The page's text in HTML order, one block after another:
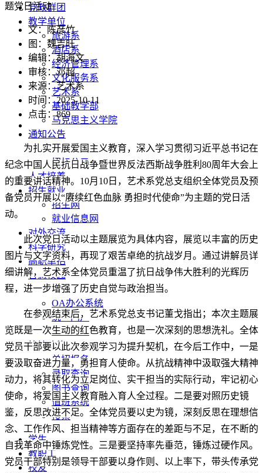
党政群团
教学单位
旅游系
酒店系
经济管理系
文化服务系
艺术系
基础教学部
马克思主义学院
通知公告
通知公告
招标公示
人才培养
招生就业
招生网
就业信息网
对外交流
科学研究
高职单招
智慧校园
教务系统
OA办公系统
统一门户
电子邮件
快捷功能
单招报名
录取查询
图书查询
值班系统
搜索
学生
教职工
校友
题党日活动
文：陈彦竹
图：魏吉旺
编辑：胡海文
审核：邓超
来源：艺术系
时间：2025-10-11
点击：869
为扎实开展爱国主义教育，深入学习贯彻习近平总书记在
纪念中国人民抗日战争暨世界反法西斯战争胜利80周年大会上
的重要讲话精神。10月10日，艺术系党总支组织全体党员及预
备党员开展以“赓续红色血脉 勇担时代使命”为主题的党日活
动。
此次党日活动以主题展览为具体内容，展览以丰富的历史
图片与文字资料，再现了艰苦卓绝的抗战岁月。通过讲解员详
细讲解，艺术系全体党员重温了抗日战争伟大胜利的光辉历
程，进一步增强了历史自觉与政治担当。
在参观结束后，艺术系党总支书记董戈指出；本次主题展
览既是一次生动的红色教育，也是一次深刻的思想洗礼。全体
党员干部要以此次参观学习为提升契机，在今后工作中，一是
要汲取奋进力量，勇担育人使命。从抗战精神中汲取强大精神
动力，将其转化为立足岗位、实干担当的实际行动，牢记初心
使命，将爱国主义教育融入育人全过程。二是要对照历史镜
鉴，反思改进不足。全体党员要以史为镜，深刻反思在理想信
念、工作作风、担当精神等方面存在的差距与不足，在不断的
自我革命中锤炼党性。三是要坚持率先垂范，锤炼过硬作风。
党员干部特别是领导干部要以身作则、以上率下，带头传承党